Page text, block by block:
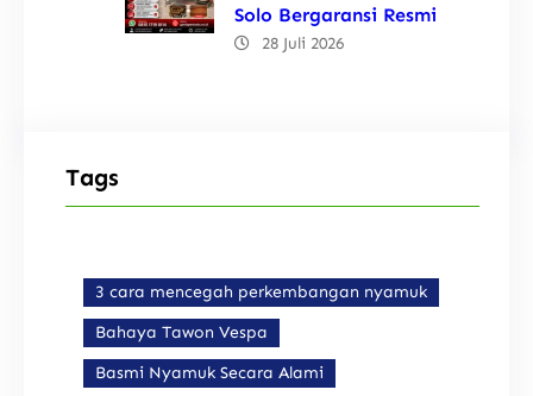
Solo Bergaransi Resmi
28 Juli 2026
Tags
3 cara mencegah perkembangan nyamuk
Bahaya Tawon Vespa
Basmi Nyamuk Secara Alami